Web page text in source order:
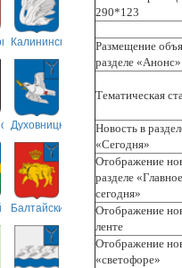
Калининский
Духовницкий
Балтайский
290*123
Размещение
разделе «Анонс»
Тематическая
Новость в
«Сегодня»
Отображение
разделе
сегодня»
Отображение
ленте
Отображение
«светофоре»